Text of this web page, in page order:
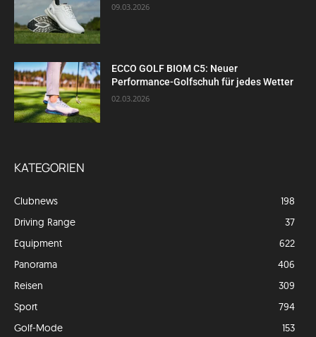
09.03.2026
ECCO GOLF BIOM C5: Neuer
Performance-Golfschuh für jedes Wetter
02.03.2026
KATEGORIEN
Clubnews
198
Driving Range
37
Equipment
622
Panorama
406
Reisen
309
Sport
794
Golf-Mode
153